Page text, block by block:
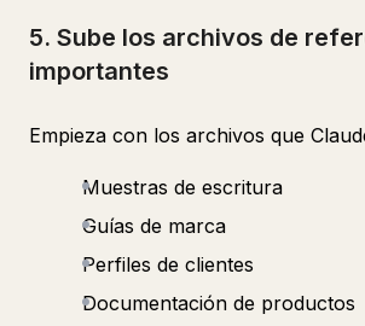
5. Sube los archivos de
importantes
Empieza con los archivos que
Muestras de escritura
Guías de marca
Perfiles de clientes
Documentación de productos